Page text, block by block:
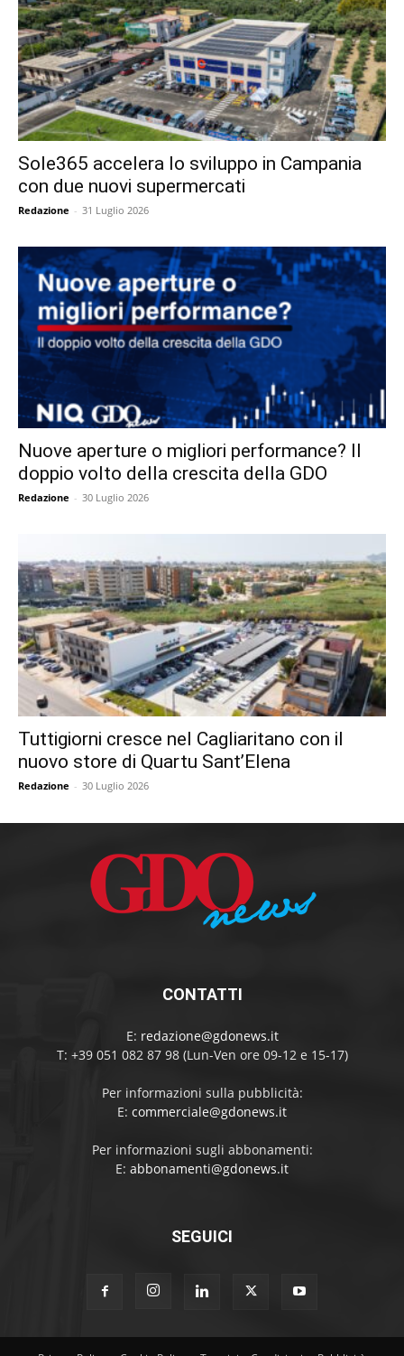
Sole365 accelera lo sviluppo in Campania
con due nuovi supermercati
Redazione - 31 Luglio 2026
Nuove aperture o migliori performance? Il
doppio volto della crescita della GDO
Redazione - 30 Luglio 2026
Tuttigiorni cresce nel Cagliaritano con il
nuovo store di Quartu Sant’Elena
Redazione - 30 Luglio 2026
CONTATTI
E: redazione@gdonews.it
T: +39 051 082 87 98 (Lun-Ven ore 09-12 e 15-17)
Per informazioni sulla pubblicità:
E: commerciale@gdonews.it
Per informazioni sugli abbonamenti:
E: abbonamenti@gdonews.it
SEGUICI